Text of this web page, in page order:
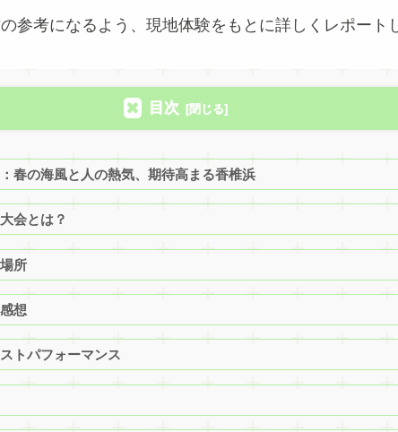
参考になるよう、現地体験をもとに詳しくレポート
目次
春の海風と人の熱気、期待高まる香椎浜
会とは？
所
想
トパフォーマンス